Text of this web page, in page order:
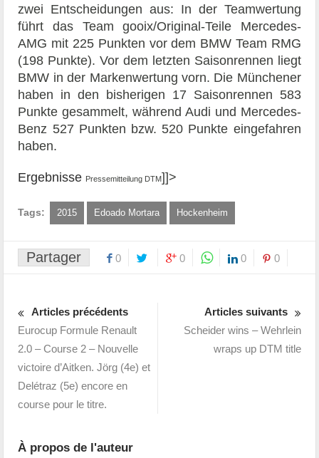
zwei Entscheidungen aus: In der Teamwertung
führt das Team gooix/Original-Teile Mercedes-
AMG mit 225 Punkten vor dem BMW Team RMG
(198 Punkte). Vor dem letzten Saisonrennen liegt
BMW in der Markenwertung vorn. Die Münchener
haben in den bisherigen 17 Saisonrennen 583
Punkte gesammelt, während Audi und Mercedes-
Benz 527 Punkten bzw. 520 Punkte eingefahren
haben.
Ergebnisse Pressemitteilung DTM]]>
Tags: 2015 Edoado Mortara Hockenheim
Partager 0 0 0 0
Articles précédents
Eurocup Formule Renault
2.0 – Course 2 – Nouvelle
victoire d’Aitken. Jörg (4e) et
Delétraz (5e) encore en
course pour le titre.
Articles suivants
Scheider wins – Wehrlein
wraps up DTM title
À propos de l'auteur